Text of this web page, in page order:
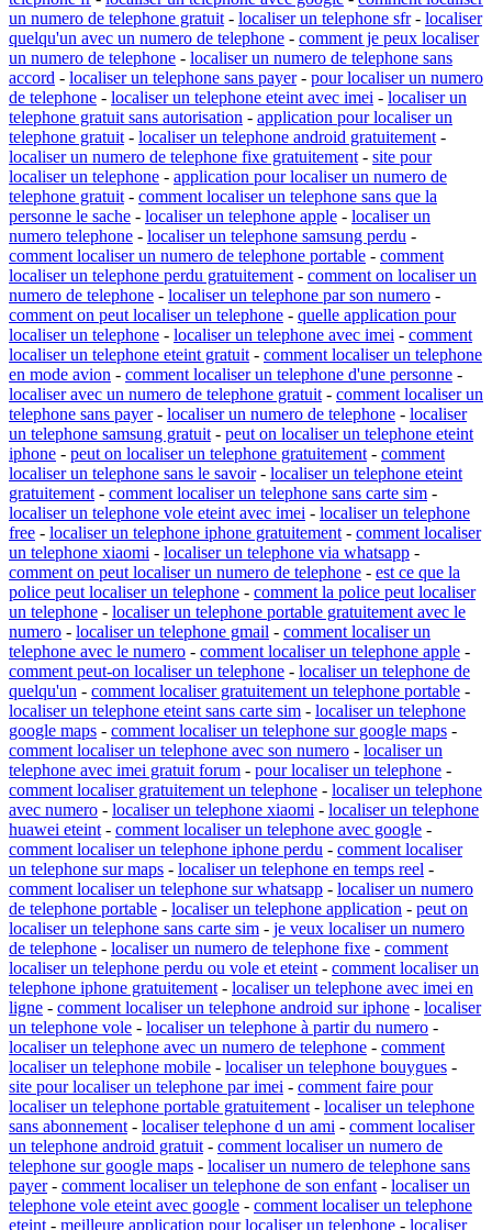
un numero de telephone gratuit - localiser un telephone sfr- localiser
quelqu'un avec un numero de telephone - comment je peux localiser
un numero de telephone - localiser un numero de telephone sans
accord - localiser un telephone sans payer- pour localiser un numero
de telephone - localiser un telephone eteint avec imei - localiser un
telephone gratuit sans autorisation - application pour localiser un
telephone gratuit - localiser un telephone android gratuitement -
localiser un numero de telephone fixe gratuitement - site pour
localiser un telephone - application pour localiser un numero de
telephone gratuit - comment localiser un telephone sans que la
personne le sache - localiser un telephone apple - localiser un
numero telephone - localiser un telephone samsung perdu -
comment localiser un numero de telephone portable - comment
localiser un telephone perdu gratuitement - comment on localiser un
numero de telephone - localiser un telephone par son numero -
comment on peut localiser un telephone - quelle application pour
localiser un telephone - localiser un telephone avec imei - comment
localiser un telephone eteint gratuit - comment localiser un telephone
en mode avion - comment localiser un telephone d'une personne -
localiser avec un numero de telephone gratuit - comment localiser un
telephone sans payer- localiser un numero de telephone - localiser
un telephone samsung gratuit - peut on localiser un telephone eteint
iphone - peut on localiser un telephone gratuitement - comment
localiser un telephone sans le savoir- localiser un telephone eteint
gratuitement - comment localiser un telephone sans carte sim -
localiser un telephone vole eteint avec imei - localiser un telephone
free - localiser un telephone iphone gratuitement - comment localiser
un telephone xiaomi - localiser un telephone via whatsapp -
comment on peut localiser un numero de telephone - est ce que la
police peut localiser un telephone - comment la police peut localiser
un telephone - localiser un telephone portable gratuitement avec le
numero - localiser un telephone gmail - comment localiser un
telephone avec le numero - comment localiser un telephone apple -
comment peut-on localiser un telephone - localiser un telephone de
quelqu'un - comment localiser gratuitement un telephone portable -
localiser un telephone eteint sans carte sim - localiser un telephone
google maps - comment localiser un telephone sur google maps -
comment localiser un telephone avec son numero - localiser un
telephone avec imei gratuit forum - pour localiser un telephone -
comment localiser gratuitement un telephone - localiser un telephone
avec numero - localiser un telephone xiaomi - localiser un telephone
huawei eteint - comment localiser un telephone avec google -
comment localiser un telephone iphone perdu - comment localiser
un telephone sur maps - localiser un telephone en temps reel -
comment localiser un telephone sur whatsapp - localiser un numero
de telephone portable - localiser un telephone application - peut on
localiser un telephone sans carte sim - je veux localiser un numero
de telephone - localiser un numero de telephone fixe - comment
localiser un telephone perdu ou vole et eteint - comment localiser un
telephone iphone gratuitement - localiser un telephone avec imei en
ligne - comment localiser un telephone android sur iphone - localiser
un telephone vole - localiser un telephone à partir du numero -
localiser un telephone avec un numero de telephone - comment
localiser un telephone mobile - localiser un telephone bouygues -
site pour localiser un telephone par imei - comment faire pour
localiser un telephone portable gratuitement - localiser un telephone
sans abonnement - localiser telephone d un ami - comment localiser
un telephone android gratuit - comment localiser un numero de
telephone sur google maps - localiser un numero de telephone sans
payer- comment localiser un telephone de son enfant - localiser un
telephone vole eteint avec google - comment localiser un telephone
eteint - meilleure application pour localiser un telephone - localiser